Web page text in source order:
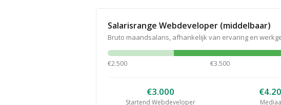
Salarisrange Webdeveloper (middelbaar)
Bruto maandsalaris, afhankelijk van ervaring en
€2.500 €3.500
€3.000
Startend Webdeveloper